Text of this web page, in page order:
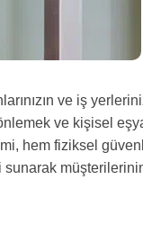
ve iş
ve kişisel
hem fiziksel
sunarak